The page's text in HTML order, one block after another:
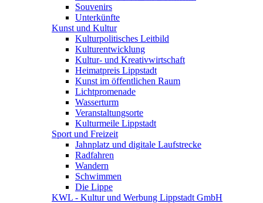
Souvenirs
Unterkünfte
Kunst und Kultur
Kulturpolitisches Leitbild
Kulturentwicklung
Kultur- und Kreativwirtschaft
Heimatpreis Lippstadt
Kunst im öffentlichen Raum
Lichtpromenade
Wasserturm
Veranstaltungsorte
Kulturmeile Lippstadt
Sport und Freizeit
Jahnplatz und digitale Laufstrecke
Radfahren
Wandern
Schwimmen
Die Lippe
KWL - Kultur und Werbung Lippstadt GmbH